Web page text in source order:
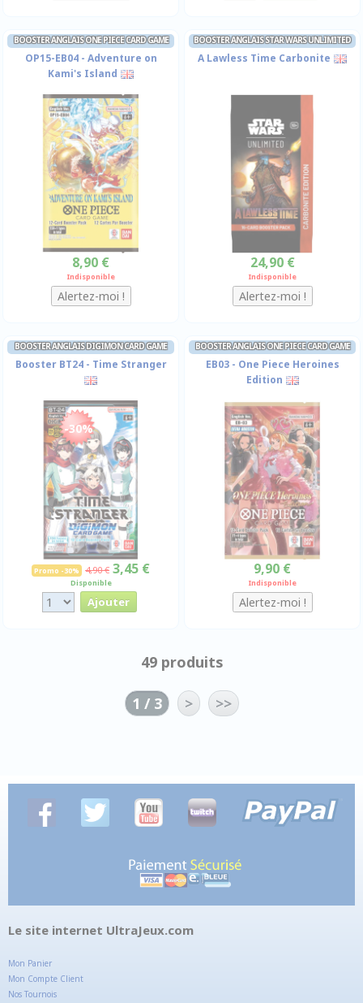
BOOSTER ANGLAIS ONE PIECE CARD GAME
OP15-EB04 - Adventure on
Kami's Island
8,90 €
Indisponible
BOOSTER ANGLAIS STAR WARS UNLIMITED
A Lawless Time Carbonite
24,90 €
Indisponible
BOOSTER ANGLAIS DIGIMON CARD GAME
Booster BT24 - Time Stranger
-30%
Promo -30% 4,90 € 3,45 €
Disponible
BOOSTER ANGLAIS ONE PIECE CARD GAME
EB03 - One Piece Heroines
Edition
9,90 €
Indisponible
49 produits
1 / 3 > >>
Le site internet UltraJeux.com
Mon Panier
Mon Compte Client
Nos Tournois